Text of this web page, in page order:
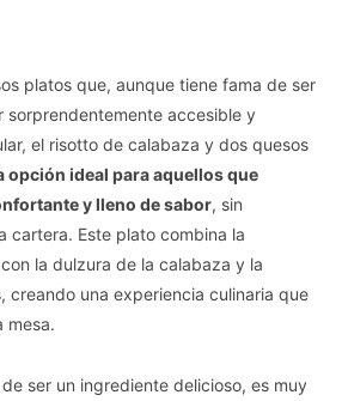
platos que, aunque tiene fama de ser
sorprendentemente accesible y
el risotto de calabaza y dos quesos
opción ideal para aquellos que
y lleno de sabor, sin
cartera. Este plato combina la
la dulzura de la calabaza y la
creando una experiencia culinaria que
mesa.
ser un ingrediente delicioso, es muy